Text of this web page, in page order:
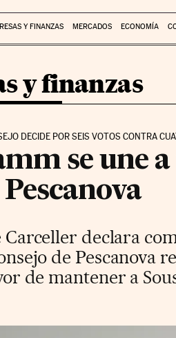
Y FINANZAS MERCADOS ECONOMÍA
y finanzas
DECIDE POR SEIS VOTOS CONTRA
se une
Pescanova
Carceller declara
de Pescanova
de mantener a